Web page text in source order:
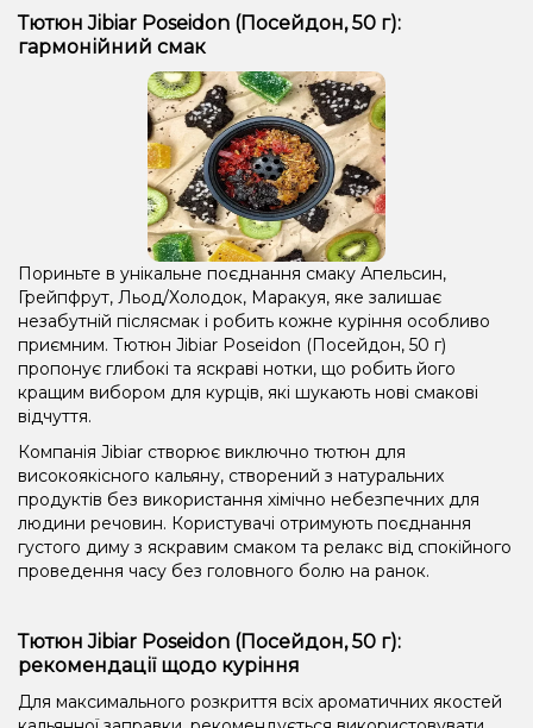
Малина, Персик, Чорниця/Лохина
Лід/Холодок, Мандарин, Вершки/Крем, Фісташки
Тірамісу Ваніль, Кава
Кавун, Мигдаль, Помело Кавун, Маракуя, М'ята
Манго, Маракуя
Апельсин, Банан, Вишня/Черешня, М'ята, Персик.
Цукерки, Льод/Холодок, М'ята Кола, Печиво
Кокос, Сливки/Крем Виноград, Ягоди
Аніс/Подвійне яблуко, М'ята
Тютюн Jibiar Poseidon (Посейдон, 50 г):
гармонійний смак
Пориньте в унікальне поєднання смаку Апельсин,
Грейпфрут, Льод/Холодок, Маракуя, яке залишає
незабутній післясмак і робить кожне куріння особливо
приємним. Тютюн Jibiar Poseidon (Посейдон, 50 г)
пропонує глибокі та яскраві нотки, що робить його
кращим вибором для курців, які шукають нові смакові
відчуття.
Компанія Jibiar створює виключно тютюн для
високоякісного кальяну, створений з натуральних
продуктів без використання хімічно небезпечних для
людини речовин. Користувачі отримують поєднання
густого диму з яскравим смаком та релакс від спокійного
проведення часу без головного болю на ранок.
Тютюн Jibiar Poseidon (Посейдон, 50 г):
рекомендації щодо куріння
Для максимального розкриття всіх ароматичних якостей